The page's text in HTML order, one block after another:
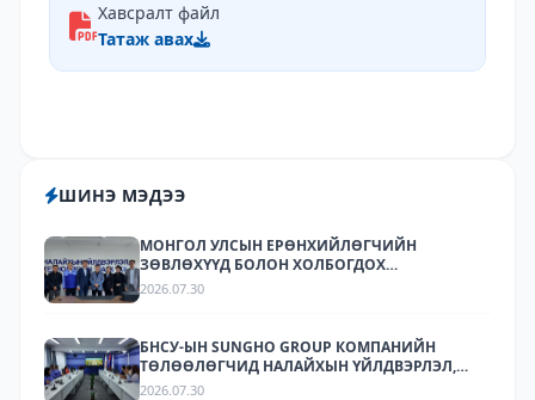
Хавсралт файл
Татаж авах
ШИНЭ МЭДЭЭ
МОНГОЛ УЛСЫН ЕРӨНХИЙЛӨГЧИЙН
ЗӨВЛӨХҮҮД БОЛОН ХОЛБОГДОХ
БАЙГУУЛЛАГУУДЫН ТӨЛӨӨЛӨЛ НАЛАЙХЫН
2026.07.30
БНСУ-ЫН SUNGHO GROUP КОМПАНИЙН
ТӨЛӨӨЛӨГЧИД НАЛАЙХЫН ҮЙЛДВЭРЛЭЛ,
ТЕХНОЛОГИЙН ПАРКТ АЖИЛЛАЛАА.
2026.07.30